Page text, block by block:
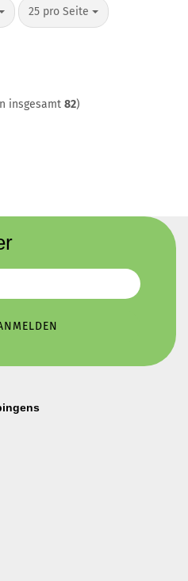
25 pro Seite
pro Seite
insgesamt 82)